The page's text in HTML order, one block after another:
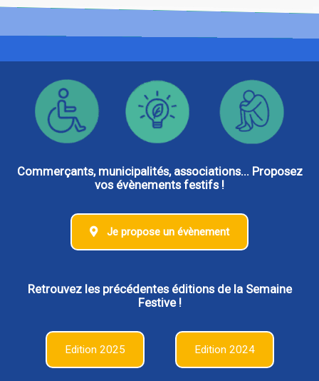
Commerçants, municipalités, associations... Proposez
vos évènements festifs !
Je propose un évènement
Retrouvez les précédentes éditions de la Semaine
Festive !
Edition 2025 Edition 2024